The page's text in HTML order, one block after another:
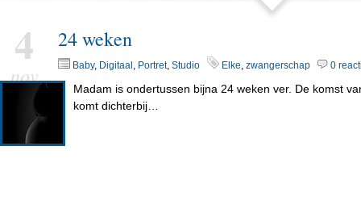
24 weken
Baby, Digitaal , Portret, Studio Elke, zwangerschap 0
4
nov
Madam is ondertussen bijna 24 weken ver. De komst
komt dichterbij…